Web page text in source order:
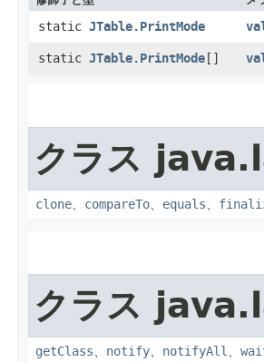
static JTable.PrintMode
static JTable.PrintMode []
クラス
clone、 compareTo、 equals、
クラス
getClass、 notify、 notifyAll、